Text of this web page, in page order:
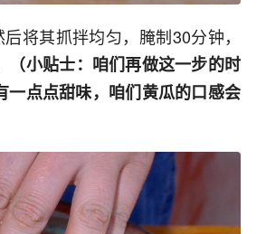
将其抓拌均匀，腌制30分钟，
（小贴士：咱们再做这一步的时
点点甜味，咱们黄瓜的口感会